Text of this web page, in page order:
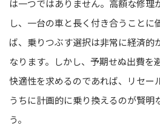
は一つではありません。高額な修理
し、一台の車と長く付き合うことに
ば、乗りつぶす選択は非常に経済的
なります。しかし、予期せぬ出費を
快適性を求めるのであれば、リセー
うちに計画的に乗り換えるのが賢明
う。